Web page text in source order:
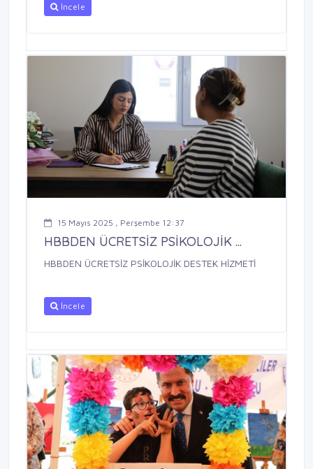
İncele
15 Mayıs 2025 , Perşembe 12:37
HBBDEN ÜCRETSİZ PSİKOLOJİK ...
HBBDEN ÜCRETSİZ PSİKOLOJİK DESTEK HİZMETİ
İncele